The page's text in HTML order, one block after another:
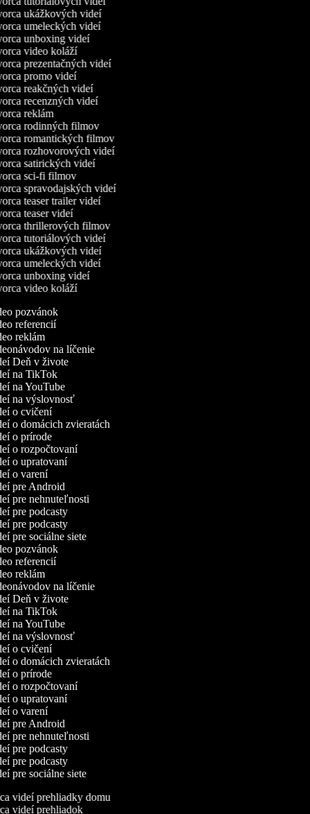
ukážkových videí
umeleckých videí
unboxing videí
video koláží
prezentačných videí
promo videí
reakčných videí
recenzných videí
reklám
rodinných filmov
romantických filmov
rozhovorových videí
satirických videí
sci-fi filmov
spravodajských videí
teaser trailer videí
teaser videí
thrillerových filmov
tutoriálových videí
ukážkových videí
umeleckých videí
unboxing videí
video koláží
pozvánok
referencií
reklám
na líčenie
Deň v živote
na TikTok
na YouTube
na výslovnosť
o cvičení
o domácich zvieratách
o prírode
o rozpočtovaní
o upratovaní
o varení
pre Android
pre nehnuteľnosti
pre podcasty
pre podcasty
pre sociálne siete
pozvánok
referencií
reklám
na líčenie
Deň v živote
na TikTok
na YouTube
na výslovnosť
o cvičení
o domácich zvieratách
o prírode
o rozpočtovaní
o upratovaní
o varení
pre Android
pre nehnuteľnosti
pre podcasty
pre podcasty
pre sociálne siete
videí prehliadky domu
videí prehliadok